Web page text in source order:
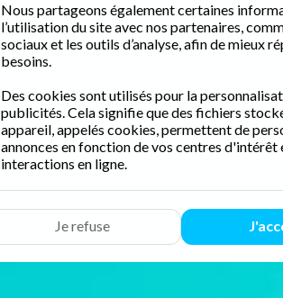
Nous partageons également certaines
l’utilisation du site avec nos partenaires,
sociaux et les outils d’analyse, afin de mieux
besoins.
Des cookies sont utilisés pour la
publicités. Cela signifie que des fichiers
appareil, appelés cookies, permettent de
annonces en fonction de vos centres d'intérêt
interactions en ligne.
Je refuse